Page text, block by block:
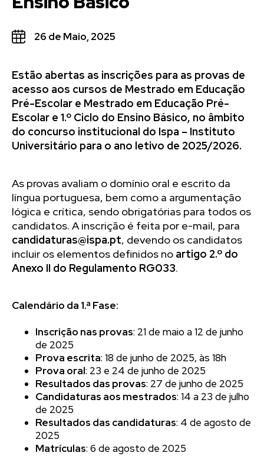
26 de Maio, 2025
Estão abertas as inscrições para as provas de
acesso aos cursos de Mestrado em Educação
Pré-Escolar e Mestrado em Educação Pré-
Escolar e 1.º Ciclo do Ensino Básico, no âmbito
do concurso institucional do Ispa – Instituto
Universitário para o ano letivo de 2025/2026.
As provas avaliam o domínio oral e escrito da
língua portuguesa, bem como a argumentação
lógica e crítica, sendo obrigatórias para todos os
candidatos. A inscrição é feita por e-mail, para
candidaturas@ispa.pt, devendo os candidatos
incluir os elementos definidos no artigo 2.º do
Anexo II do Regulamento RG033.
Calendário da 1.ª Fase:
Inscrição nas provas: 21 de maio a 12 de junho
de 2025
Prova escrita: 18 de junho de 2025, às 18h
Prova oral: 23 e 24 de junho de 2025
Resultados das provas: 27 de junho de 2025
Candidaturas aos mestrados: 14 a 23 de julho
de 2025
Resultados das candidaturas: 4 de agosto de
2025
Matrículas: 6 de agosto de 2025